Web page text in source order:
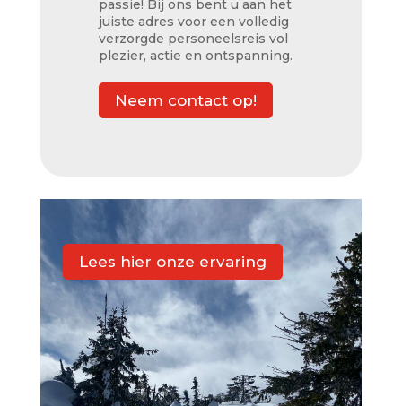
passie! Bij ons bent u aan het
juiste adres voor een volledig
verzorgde personeelsreis vol
plezier, actie en ontspanning.
Neem contact op!
Lees hier onze ervaring